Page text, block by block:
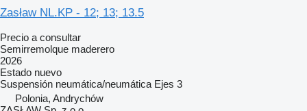
Zasław NL.KP - 12; 13; 13.5
Precio a consultar
Semirremolque maderero
2026
Estado nuevo
Suspensión neumática/neumática Ejes 3
Polonia, Andrychów